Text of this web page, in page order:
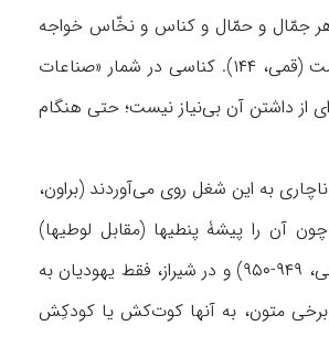
« ... هر جمّال و حمّال و کناس و نخّاس خواجه
، به وزارت شخصی نالایق با تمثیل «کناس بود بر کلبۀ عطار نشست» اشاره شده است (قمی، ۱۴۴). کناسی در شمار «صناعات
می‌شود که هیچ جامعه‌ای از داشتن آن بی‌نیاز نیست؛ حتى هنگام
از سر ناچاری به این شغل روی می‌آوردند (براون،
چون آن را پیشۀ پنطیها (مقابل لوطیها)
می‌دانستند (۱/ ۴۰۹). در سدۀ ۱۰ ق/ ۱۶ م، یهودیان کم‌بضاعت اصفهان با مشاغلی چون کناسی امرارمعاش می‌کردند (آلمانی، ۹۴۹-۹۵۰) و در شیراز، فقط یهودیان به
در برخی متون، به آنها کوت‌کش یا کودکِش